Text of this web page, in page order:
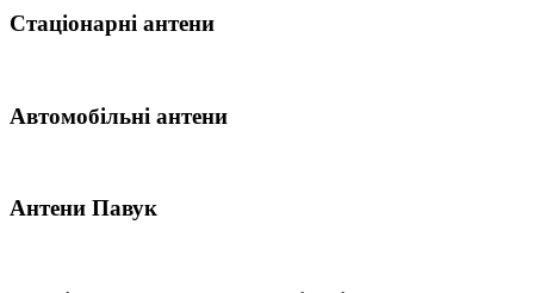
Стаціонарні антени
Автомобільні антени
Антени Павук